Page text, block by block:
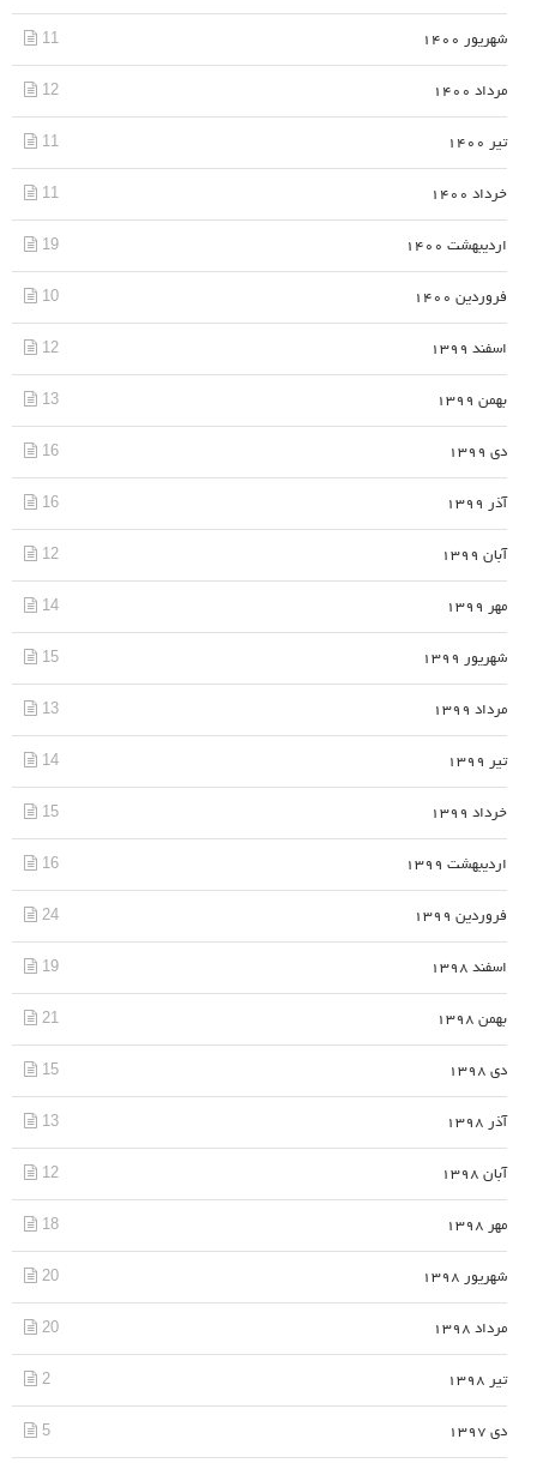
شهریور 1400 11
مرداد 1400 12
تیر 1400 11
خرداد 1400 11
اردیبهشت 1400 19
فروردین 1400 10
اسفند 1399 12
بهمن 1399 13
دی 1399 16
آذر 1399 16
آبان 1399 12
مهر 1399 14
شهریور 1399 15
مرداد 1399 13
تیر 1399 14
خرداد 1399 15
اردیبهشت 1399 16
فروردین 1399 24
اسفند 1398 19
بهمن 1398 21
دی 1398 15
آذر 1398 13
آبان 1398 12
مهر 1398 18
شهریور 1398 20
مرداد 1398 20
تیر 1398 2
دی 1397 5